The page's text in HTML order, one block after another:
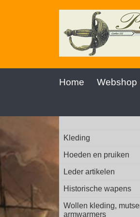
Home Webshop
Kleding
Hoeden en pruiken
Leder artikelen
Historische wapens
Wollen kleding,
armwarmers